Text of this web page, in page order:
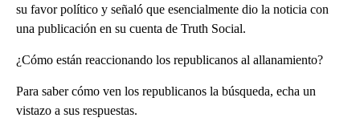
su favor político y señaló que esencialmente dio la noticia con
una publicación en su cuenta de Truth Social.
¿Cómo están reaccionando los republicanos al allanamiento?
Para saber cómo ven los republicanos la búsqueda, echa un
vistazo a sus respuestas.